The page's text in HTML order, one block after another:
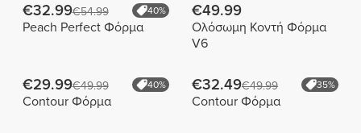
€32.99€54.99 40%
Peach Perfect Φόρμα
€49.99
Ολόσωμη Κοντή Φόρμα
V6
€29.99€49.99 40%
Contour Φόρμα
€32.49€49.99 35%
Contour Φόρμα